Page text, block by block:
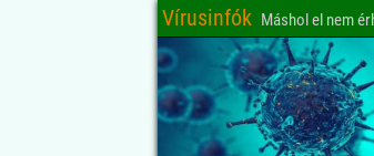
Vírusinfók Máshol el nem